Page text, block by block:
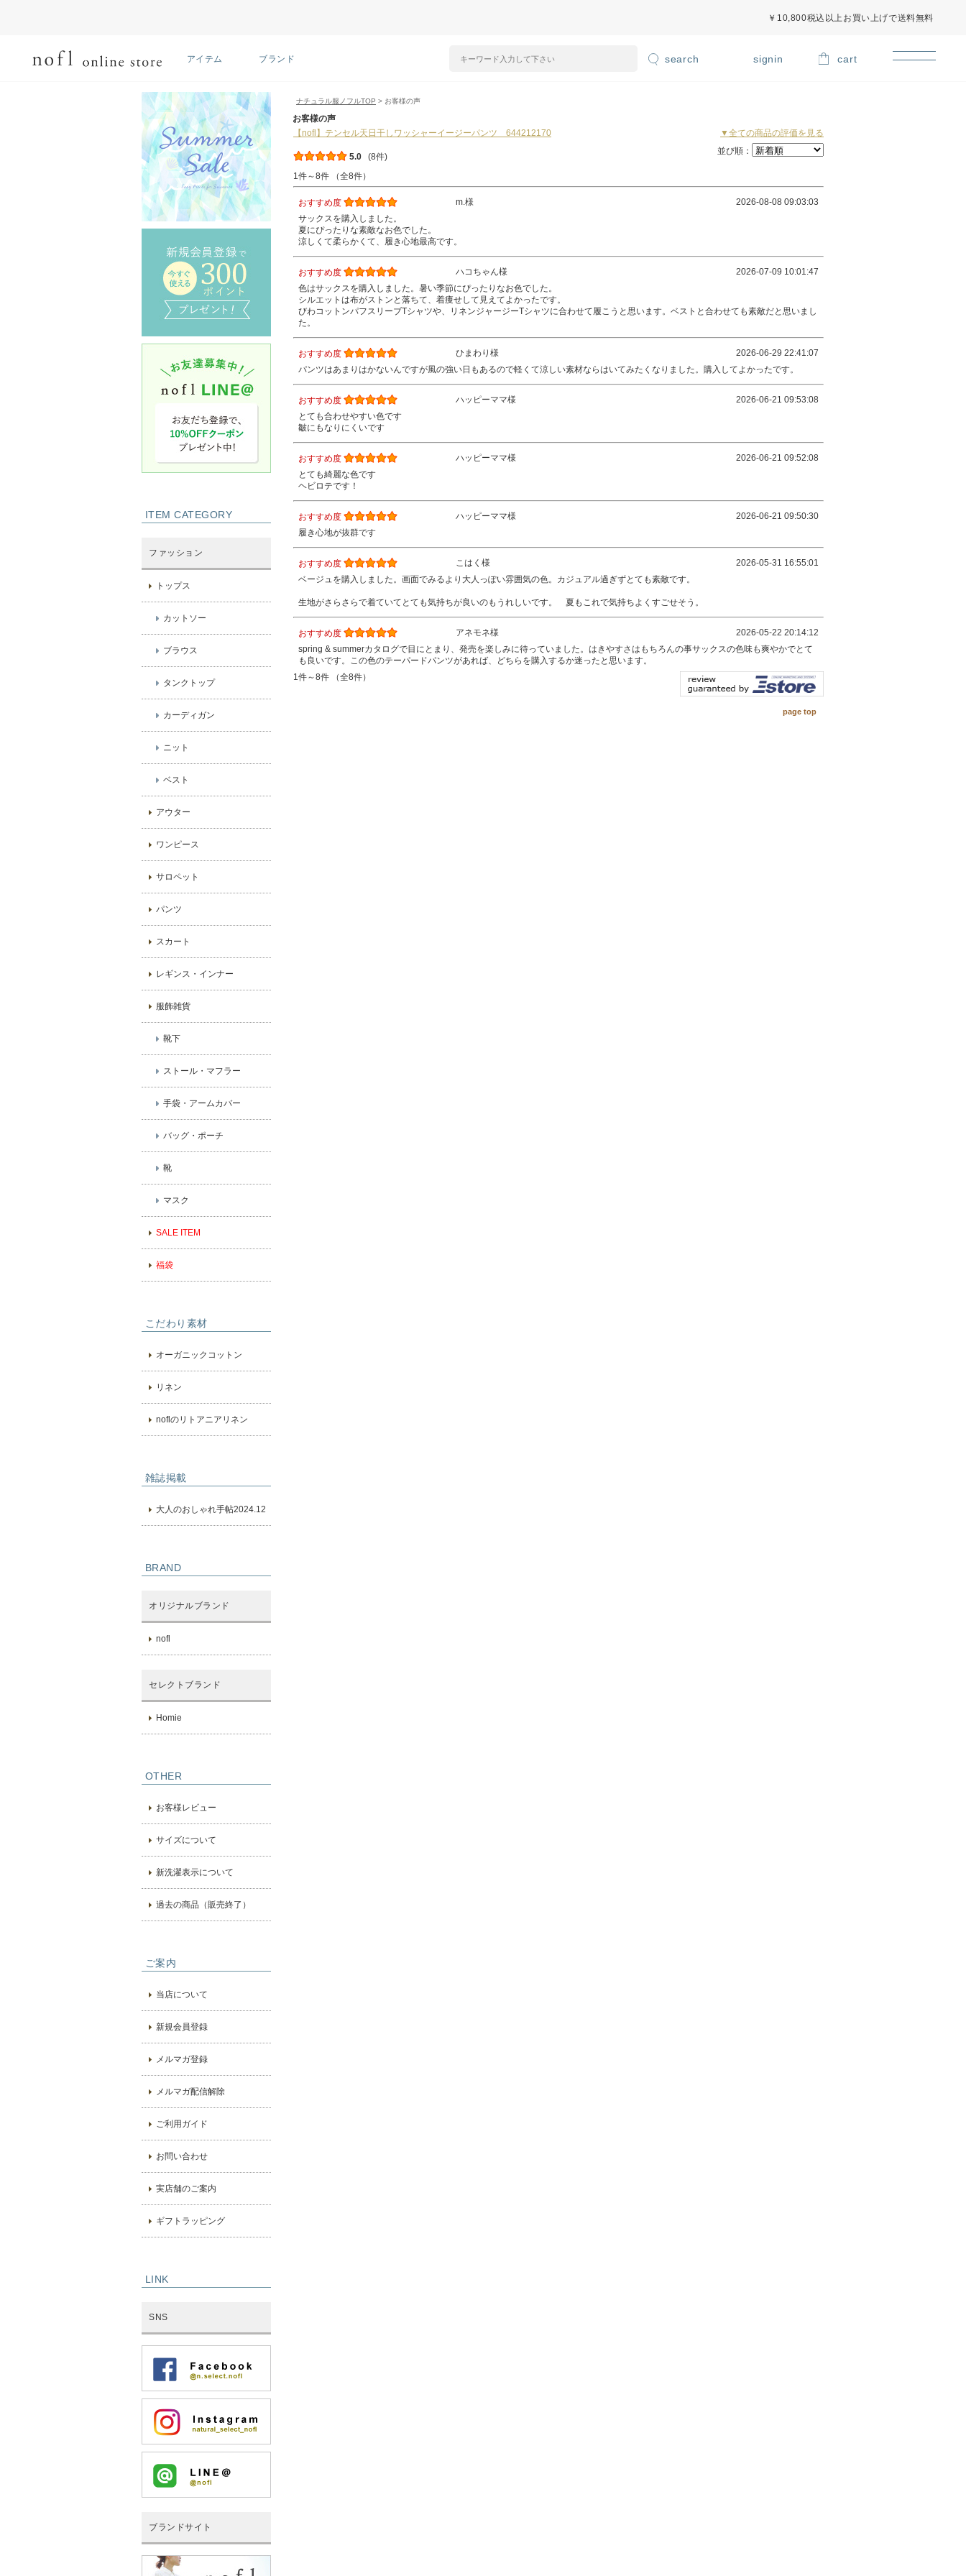
￥10,800税込以上お買い上げで送料無料
アイテム ブランド signin cart
ITEM CATEGORY
ファッション
トップス
カットソー
ブラウス
タンクトップ
カーディガン
ニット
ベスト
アウター
ワンピース
サロペット
パンツ
スカート
レギンス・インナー
服飾雑貨
靴下
ストール・マフラー
手袋・アームカバー
バッグ・ポーチ
靴
マスク
SALE ITEM
福袋
こだわり素材
オーガニックコットン
リネン
noflのリトアニアリネン
雑誌掲載
大人のおしゃれ手帖2024.12
BRAND
オリジナルブランド
nofl
セレクトブランド
Homie
OTHER
お客様レビュー
サイズについて
新洗濯表示について
過去の商品（販売終了）
ご案内
当店について
新規会員登録
メルマガ登録
メルマガ配信解除
ご利用ガイド
お問い合わせ
実店舗のご案内
ギフトラッピング
LINK
SNS
ブランドサイト
ナチュラル服ノフルTOP > お客様の声
お客様の声
【nofl】テンセル天日干しワッシャーイージーパンツ 644212170
▼全ての商品の評価を見る
5.0 (8件)
並び順：
1件～8件 （全8件）
おすすめ度 m.様
2026-08-08 09:03:03
サックスを購入しました。
夏にぴったりな素敵なお色でした。
涼しくて柔らかくて、履き心地最高です。
おすすめ度 ハコちゃん様
2026-07-09 10:01:47
色はサックスを購入しました。暑い季節にぴったりなお色でした。
シルエットは布がストンと落ちて、着痩せして見えてよかったです。
びわコットンパフスリーブTシャツや、リネンジャージーTシャツに合わせて履こうと思います。ベストと合わせても素敵だと思いまし
た。
おすすめ度 ひまわり様
2026-06-29 22:41:07
パンツはあまりはかないんですが風の強い日もあるので軽くて涼しい素材ならはいてみたくなりました。購入してよかったです。
おすすめ度 ハッピーママ様
2026-06-21 09:53:08
とても合わせやすい色です
皺にもなりにくいです
おすすめ度 ハッピーママ様
2026-06-21 09:52:08
とても綺麗な色です
ヘビロテです！
おすすめ度 ハッピーママ様
2026-06-21 09:50:30
履き心地が抜群です
おすすめ度 こはく様
2026-05-31 16:55:01
ベージュを購入しました。画面でみるより大人っぽい雰囲気の色。カジュアル過ぎずとても素敵です。
生地がさらさらで着ていてとても気持ちが良いのもうれしいです。 夏もこれで気持ちよくすごせそう。
おすすめ度 アネモネ様
2026-05-22 20:14:12
spring & summerカタログで目にとまり、発売を楽しみに待っていました。はきやすさはもちろんの事サックスの色味も爽やかでとて
も良いです。この色のテーパードパンツがあれば、どちらを購入するか迷ったと思います。
1件～8件 （全8件）
page top